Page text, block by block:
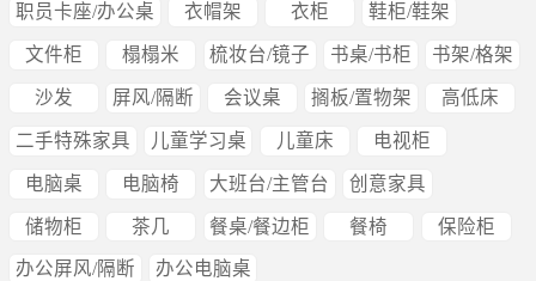
职员卡座/办公桌 衣帽架 衣柜 鞋柜/鞋架
文件柜 榻榻米 梳妆台/镜子 书桌/书柜 书架/格架
沙发 屏风/隔断 会议桌 搁板/置物架 高低床
二手特殊家具 儿童学习桌 儿童床 电视柜
电脑桌 电脑椅 大班台/主管台 创意家具
储物柜 茶几 餐桌/餐边柜 餐椅 保险柜
办公屏风/隔断 办公电脑桌